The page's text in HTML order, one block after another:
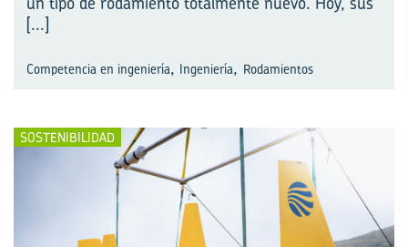
[...]
Competencia en ingeniería, Ingeniería, Rodamientos
SOSTENIBILIDAD